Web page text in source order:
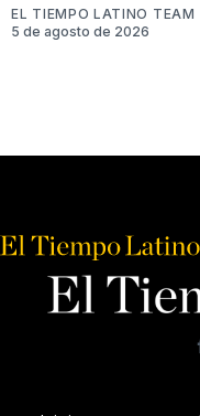
EL TIEMPO LATINO TEAM
5 de agosto de 2026